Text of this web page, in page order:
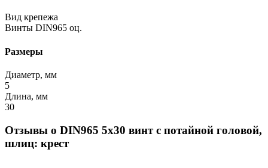
Вид крепежа
Винты DIN965 оц.
Размеры
Диаметр, мм
5
Длина, мм
30
Отзывы о DIN965 5х30 винт с потайной головой,
шлиц: крест